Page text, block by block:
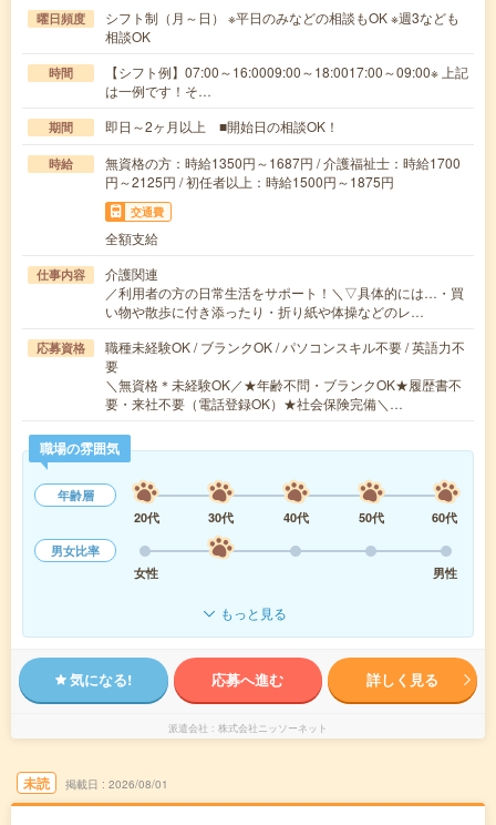
曜日頻度
シフト制（月～日） ※平日のみなどの相談もOK ※週3なども
相談OK
時間
【シフト例】07:00～16:0009:00～18:0017:00～09:00※ 上記
は一例です！そ…
期間 即日～2ヶ月以上 ■開始日の相談OK！
時給
無資格の方：時給1350円～1687円 / 介護福祉士：時給1700
円～2125円 / 初任者以上：時給1500円～1875円
交通費
全額支給
仕事内容
介護関連
／利用者の方の日常生活をサポート！＼▽具体的には…・買
い物や散歩に付き添ったり・折り紙や体操などのレ…
応募資格
職種未経験OK / ブランクOK / パソコンスキル不要 / 英語力不
要
＼無資格＊未経験OK／★年齢不問・ブランクOK★履歴書不
要・来社不要（電話登録OK）★社会保険完備＼…
職場の雰囲気
年齢層
20代
30代 40代 50代
60代
男女比率
女性
男性
もっと見る
気になる! 応募へ進む 詳しく見る
派遣会社 株式会社ニッソーネット
未読 掲載日 2026/08/01